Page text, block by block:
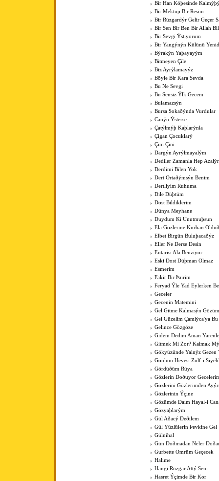
Bir Han Köþesinde
Bir Mektup Bir Resim
Bir Rüzgardýr Gelir Geçer
Bir Sen Bir Ben Bir Allah
Bir Sevgi Ýstiyorum
Bir Yangýnýn Külünü
Býrakýn Yaþayayým
Bitmeyen Çile
Biz Ayrýlamayýz
Böyle Bir Kara Sevda
Bu Ne Sevgi
Bu Sensiz Ýlk Gecem
Bulamazsýn
Bursa Sokaðýnda Vurdular
Canýn Ýsterse
Çatýlmýþ Kaþlarýnla
Çigan Çocuklarý
Çini Çini
Dargýn Ayrýlmayalým
Dediler Zamanla Hep
Derdimi Bilen Yok
Dert Ortaðýmsýn Benim
Dertliyim Ruhuma
Dile Düþtüm
Dost Bildiklerim
Dünya Meyhane
Duydum Ki Unutmuþsun
Ela Gözlerine Kurban
Elbet Birgün Buluþacaðýz
Eller Ne Derse Desin
Entarisi Ala Benziyor
Eski Dost Düþman Olmaz
Esmerim
Fakir Bir Þairim
Feryad Ýle Yad Eylerken
Geceler
Gecenin Matemini
Gel Gitme Kalmasýn
Gel Güzelim Çamlýca'ya Bu
Gelince Gözgöze
Gidem Dedim Aman
Gitmek Mi Zor? Kalmak
Gökyüzünde Yalnýz Gezen
Gönlüm Hevesi Zülf-i
Gördüðüm Rüya
Gözlerin Doðuyor
Gözlerini Gözlerimden
Gözlerinin Ýçine
Gözümde Daim Hayal-i
Gözyaþlarým
Gül Aðacý Deðilem
Gül Yüzlülerin Þevkine Gel
Gülnihal
Gün Doðmadan Neler
Gurbette Ömrüm Geçecek
Halime
Hangi Rüzgar Attý Seni
Hasret Ýçimde Bir Kor